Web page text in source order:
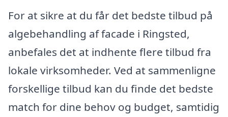
For at sikre at du får det bedste tilbud på
algebehandling af facade i Ringsted,
anbefales det at indhente flere tilbud fra
lokale virksomheder. Ved at sammenligne
forskellige tilbud kan du finde det bedste
match for dine behov og budget, samtidig